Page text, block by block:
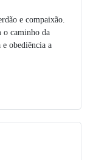
e compaixão.
o caminho da
obediência a